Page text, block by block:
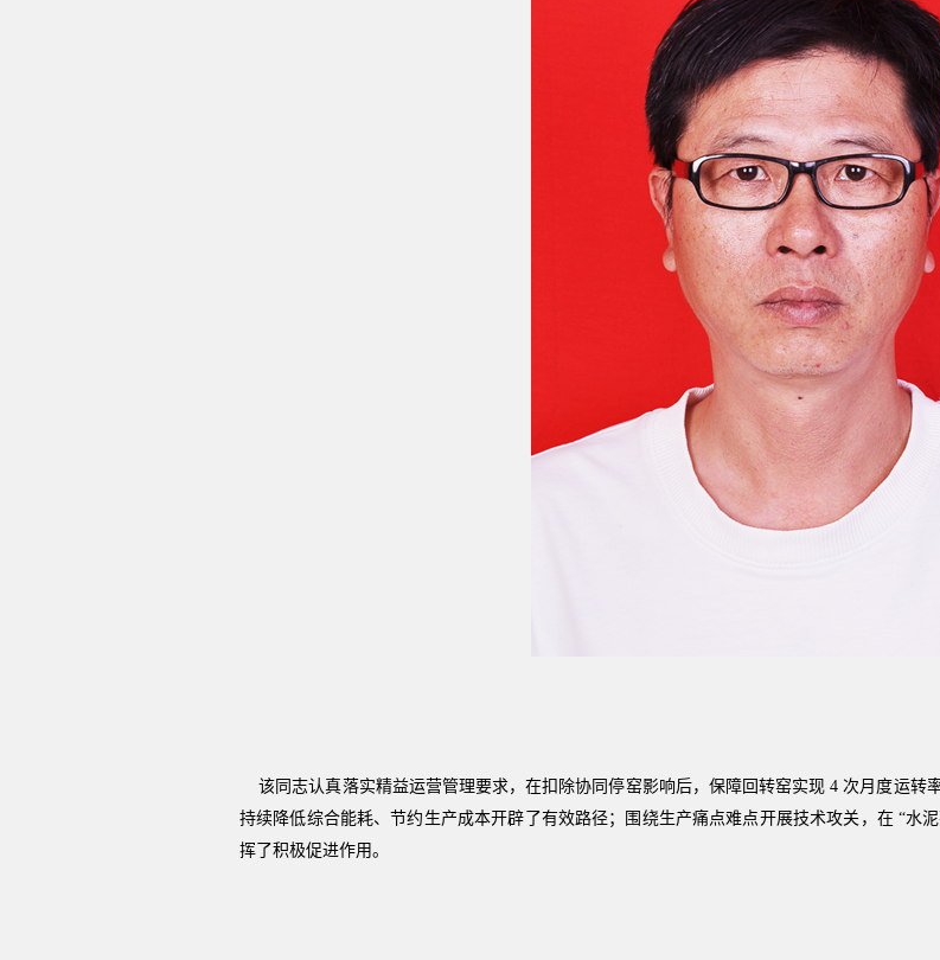
该同志认真落实精益运营管理要求，在扣除协同停窑影响后，保障回转窑实现 4 次月度运转
持续降低综合能耗、节约生产成本开辟了有效路径；围绕生产痛点难点开展技术攻关，在 “水
挥了积极促进作用。